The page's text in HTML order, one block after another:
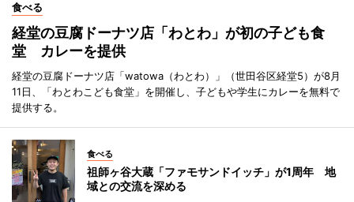
食べる
経堂の豆腐ドーナツ店「わとわ」が初の子ども食
堂 カレーを提供
経堂の豆腐ドーナツ店「watowa（わとわ）」（世田谷区経堂5）が8月
11日、「わとわこども食堂」を開催し、子どもや学生にカレーを無料で
提供する。
食べる
祖師ヶ谷大蔵「ファモサンドイッチ」が1周年 地
域との交流を深める